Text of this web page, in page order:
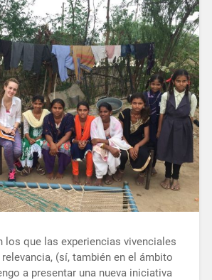
los que las experiencias vivenciales
(sí, también en el ámbito
a presentar una nueva iniciativa